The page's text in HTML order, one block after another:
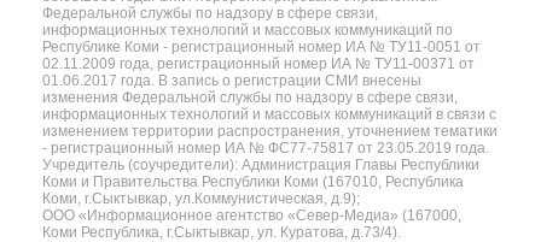
Федеральной службы по надзору в сфере связи,
информационных технологий и массовых коммуникаций по
Республике Коми - регистрационный номер ИА № ТУ11-0051 от
02.11.2009 года, регистрационный номер ИА № ТУ11-00371 от
01.06.2017 года. В запись о регистрации СМИ внесены
изменения Федеральной службы по надзору в сфере связи,
информационных технологий и массовых коммуникаций в связи с
изменением территории распространения, уточнением тематики
- регистрационный номер ИА № ФС77-75817 от 23.05.2019 года.
Учредитель (соучредители): Администрация Главы Республики
Коми и Правительства Республики Коми (167010, Республика
Коми, г.Сыктывкар, ул.Коммунистическая, д.9);
ООО «Информационное агентство «Север-Медиа» (167000,
Коми Республика, г.Сыктывкар, ул. Куратова, д.73/4).